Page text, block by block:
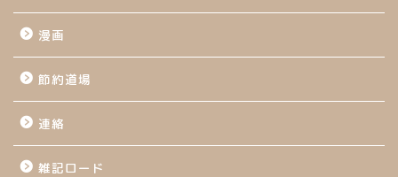
漫画
節約道場
連絡
雑記ロード